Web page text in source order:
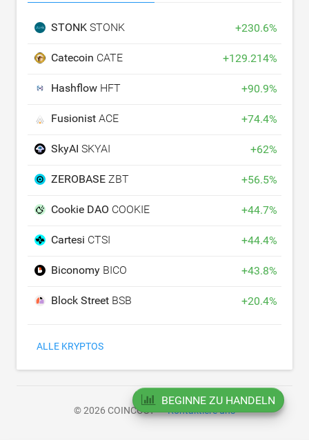
STONK STONK +230.6%
Catecoin CATE +129.214%
Hashflow HFT +90.9%
Fusionist ACE +74.4%
SkyAI SKYAI +62%
ZEROBASE ZBT +56.5%
Cookie DAO COOKIE +44.7%
Cartesi CTSI +44.4%
Biconomy BICO +43.8%
Block Street BSB +20.4%
ALLE KRYPTOS
© 2026 COINCOST Kontaktiere uns
BEGINNE ZU HANDELN